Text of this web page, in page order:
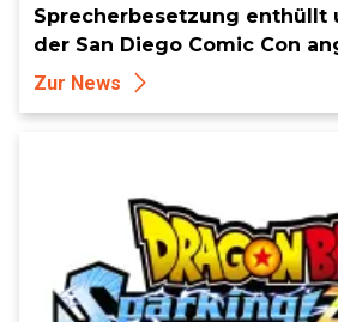
Sprecherbesetzung enthüllt
der San Diego Comic Con
Zur News